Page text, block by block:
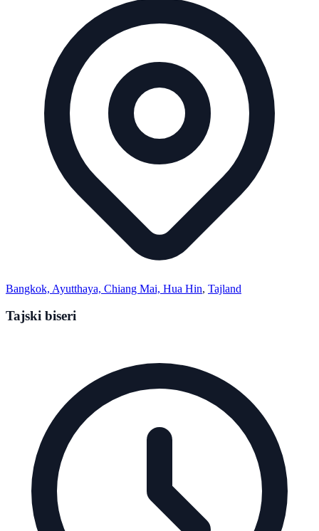
Bangkok, Ayutthaya, Chiang Mai, Hua Hin, Tajland
Tajski biseri